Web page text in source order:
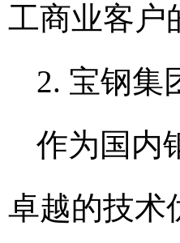
工商业客户
2. 宝钢集
作为国内
卓越的技术